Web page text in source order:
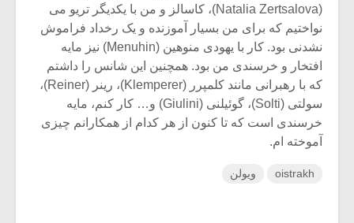
(Natalia Zertsalova)، کاسالز و من با یکدیگر تریو می
نواختیم که برای من بسیار آموزنده و یک رخداد فراموش
نشدنی بود. کار با یهودی منوهین (Menuhin) نیز مایه
افتخار و خرسندی من بود. همچنین این شانس را داشتم
که با رهبرانی مانند کلمپرر (Klemperer)، رینر (Reiner)،
سولتی (Solti)، گوئیلنی (Giulini) و… کار کنم، مایه
خرسندی است که تا کنون از هر کدام از همکارانم چیزی
آموخته ام.
oistrakh ویولن